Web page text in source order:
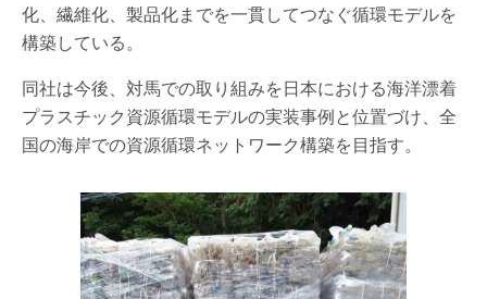
化、繊維化、製品化までを一貫してつなぐ循環モデルを
構築している。
同社は今後、対馬での取り組みを日本における海洋漂着
プラスチック資源循環モデルの実装事例と位置づけ、全
国の海岸での資源循環ネットワーク構築を目指す。